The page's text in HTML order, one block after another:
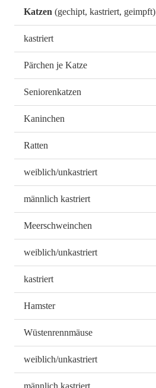
Katzen (gechipt, kastriert, geimpft)
kastriert
Pärchen je Katze
Seniorenkatzen
Kaninchen
Ratten
weiblich/unkastriert
männlich kastriert
Meerschweinchen
weiblich/unkastriert
kastriert
Hamster
Wüstenrennmäuse
weiblich/unkastriert